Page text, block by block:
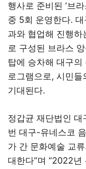
행사로 준비된 ‘브
중 5회 운영한다.
과와 협업해 진행하
로 구성된 브라스
탑에 승차해 대구
로그램으로, 시민
기대된다.
정갑균 재단법인 대
번 대구-유네스코
가 간 문화예술 교
대한다”며 “2022년